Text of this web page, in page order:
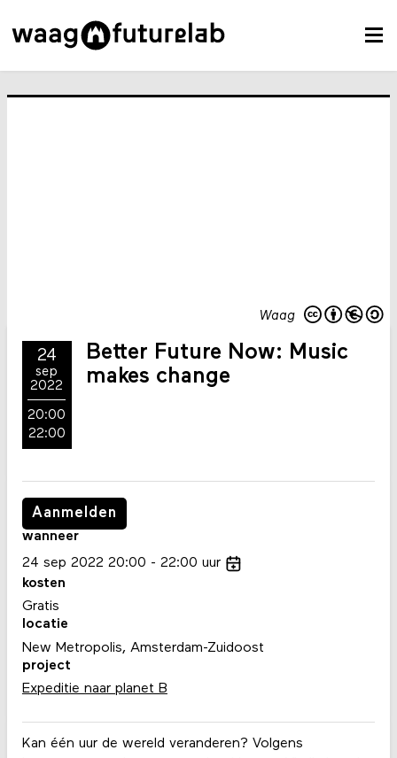
Waag
24
sep
2022
20:00
22:00
Better Future Now: Music
makes change
Kan één uur de wereld veranderen? Volgens
Aanmelden
wanneer
24 sep 2022 20:00 22:00 uur
kosten
Gratis
locatie
New Metropolis, Amsterdam-Zuidoost
project
Expeditie naar planet B